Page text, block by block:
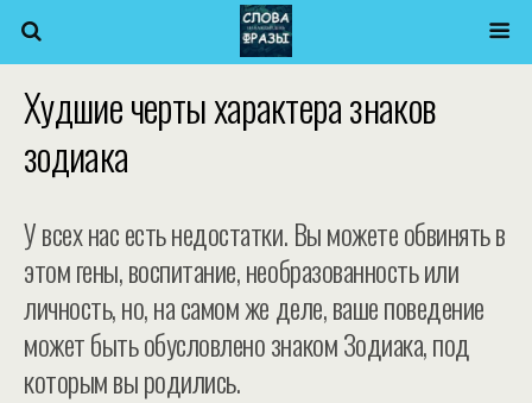
Худшие черты характера знаков
зодиака
У всех нас есть недостатки. Вы можете обвинять в
этом гены, воспитание, необразованность или
личность, но, на самом же деле, ваше поведение
может быть обусловлено знаком Зодиака, под
которым вы родились.